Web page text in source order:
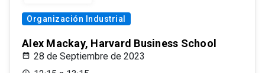
Organización Industrial
Alex Mackay, Harvard Business School
28 de Septiembre de 2023